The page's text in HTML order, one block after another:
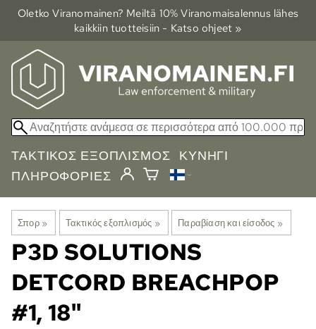
Oletko Viranomainen? Meiltä 10% Viranomais­alennus lähes
kaikkiin tuotteisiin - Katso ohjeet »
ΤΑΚΤΙΚΌΣ ΕΞΟΠΛΙΣΜΌΣ
ΚΥΝΉΓΙ
ΠΛΗΡΟΦΟΡΊΕΣ
Σπορ ‪» Τακτικός εξοπλισμός ‪» Παραβίαση και είσοδος ‪»
P3D SOLUTIONS
DETCORD BREACHPOP
#1, 18"